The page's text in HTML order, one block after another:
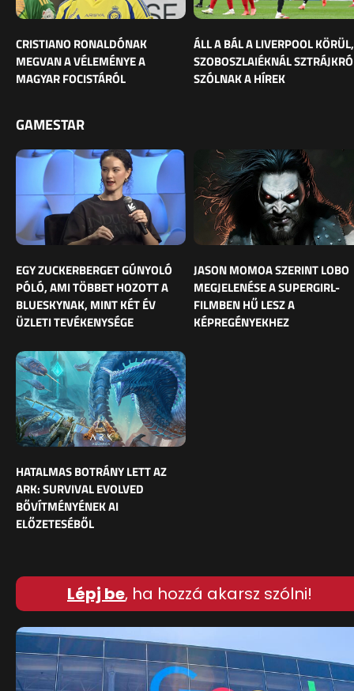
CRISTIANO RONALDÓNAK
MEGVAN A VÉLEMÉNYE A
MAGYAR FOCISTÁRÓL
ÁLL A BÁL A LIVERPOOL KÖRÜL,
SZOBOSZLAIÉKNÁL
SZÓLNAK A HÍREK
GAMESTAR
EGY ZUCKERBERGET GÚNYOLÓ
PÓLÓ, AMI TÖBBET HOZOTT A
BLUESKYNAK, MINT KÉT ÉV
ÜZLETI TEVÉKENYSÉGE
JASON MOMOA SZERINT LOBO
MEGJELENÉSE A SUPERGIRL-
FILMBEN HŰ LESZ A
KÉPREGÉNYEKHEZ
HATALMAS BOTRÁNY LETT AZ
ARK: SURVIVAL EVOLVED
BŐVÍTMÉNYÉNEK AI
ELŐZETESÉBŐL
Lépj be, ha hozzá akarsz szólni!